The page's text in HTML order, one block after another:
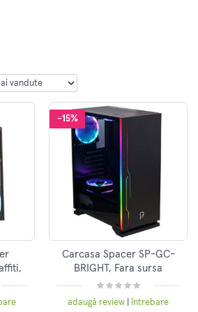
-15%
Carcasa Spacer SP-GC-
BRIGHT, Fara sursa
adaugă review |întrebare